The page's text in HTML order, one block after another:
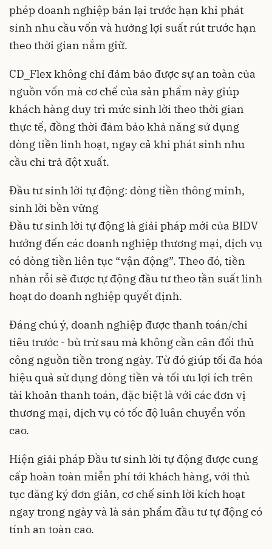
phép doanh nghiệp bán lại trước hạn khi phát
sinh nhu cầu vốn và hưởng lợi suất rút trước hạn
theo thời gian nắm giữ.
CD_Flex không chỉ đảm bảo được sự an toàn của
nguồn vốn mà cơ chế của sản phẩm này giúp
khách hàng duy trì mức sinh lời theo thời gian
thực tế, đồng thời đảm bảo khả năng sử dụng
dòng tiền linh hoạt, ngay cả khi phát sinh nhu
cầu chi trả đột xuất.
Đầu tư sinh lời tự động: dòng tiền thông minh,
sinh lời bền vững
Đầu tư sinh lời tự động là giải pháp mới của BIDV
hướng đến các doanh nghiệp thương mại, dịch vụ
có dòng tiền liên tục “vận động”. Theo đó, tiền
nhàn rỗi sẽ được tự động đầu tư theo tần suất linh
hoạt do doanh nghiệp quyết định.
Đáng chú ý, doanh nghiệp được thanh toán/chi
tiêu trước - bù trừ sau mà không cần cân đối thủ
công nguồn tiền trong ngày. Từ đó giúp tối đa hóa
hiệu quả sử dụng dòng tiền và tối ưu lợi ích trên
tài khoản thanh toán, đặc biệt là với các đơn vị
thương mại, dịch vụ có tốc độ luân chuyển vốn
cao.
Hiện giải pháp Đầu tư sinh lời tự động được cung
cấp hoàn toàn miễn phí tới khách hàng, với thủ
tục đăng ký đơn giản, cơ chế sinh lời kích hoạt
ngay trong ngày và là sản phẩm đầu tư tự động có
tính an toàn cao.